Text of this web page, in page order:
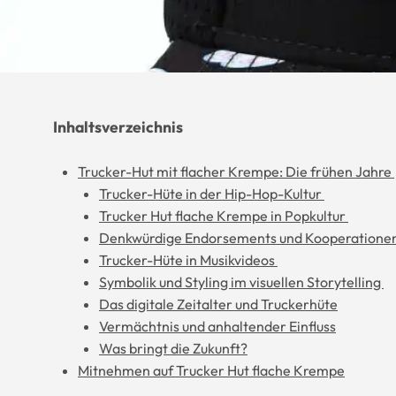
Inhaltsverzeichnis
Trucker-Hut mit flacher Krempe: Die frühen Jahre
Trucker-Hüte in der Hip-Hop-Kultur
Trucker Hut flache Krempe in Popkultur
Denkwürdige Endorsements und
Trucker-Hüte in Musikvideos
Symbolik und Styling im visuellen Storytelling
Das digitale Zeitalter und Truckerhüte
Vermächtnis und anhaltender Einfluss
Was bringt die Zukunft?
Mitnehmen auf Trucker Hut flache Krempe